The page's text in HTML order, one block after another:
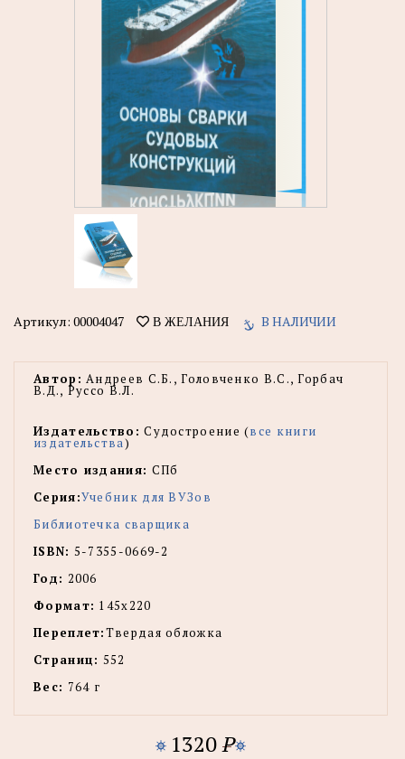
Артикул: 00004047 В ЖЕЛАНИЯ В НАЛИЧИИ
Автор: Андреев С.Б., Головченко В.С., Горбач
В.Д., Руссо В.Л.
Издательство: Судостроение (все книги
издательства)
Место издания: СПб
Серия:Учебник для ВУЗов
Библиотечка сварщика
ISBN: 5-7355-0669-2
Год: 2006
Формат: 145x220
Переплет:Твердая обложка
Страниц: 552
Вес: 764 г
1320P